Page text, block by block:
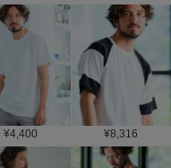
¥4,400 ¥8,316